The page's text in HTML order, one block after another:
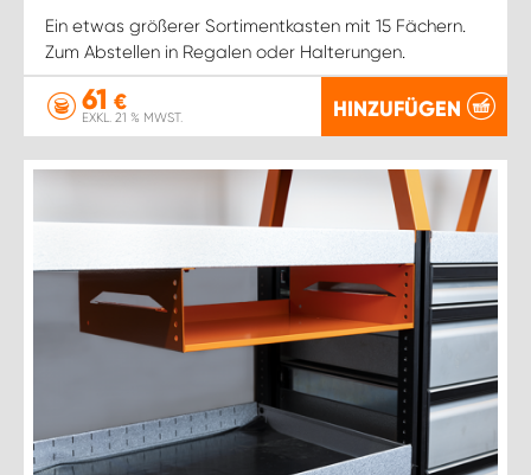
Ein etwas größerer Sortimentkasten mit 15 Fächern.
Zum Abstellen in Regalen oder Halterungen.
61 €
EXKL. 21 % MWST. HINZUFÜGEN